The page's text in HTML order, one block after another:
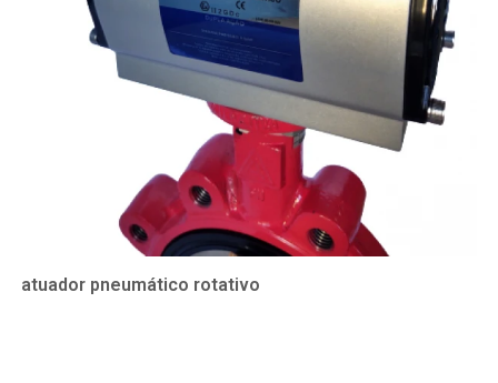
atuador pneumático rotativo